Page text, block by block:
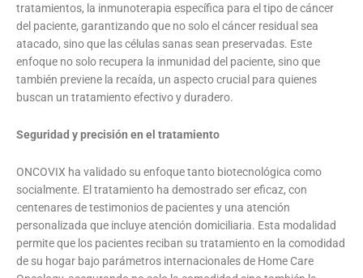
tratamientos, la inmunoterapia específica para el tipo de cáncer
del paciente, garantizando que no solo el cáncer residual sea
atacado, sino que las células sanas sean preservadas. Este
enfoque no solo recupera la inmunidad del paciente, sino que
también previene la recaída, un aspecto crucial para quienes
buscan un tratamiento efectivo y duradero.
Seguridad y precisión en el tratamiento
ONCOVIX ha validado su enfoque tanto biotecnológica como
socialmente. El tratamiento ha demostrado ser eficaz, con
centenares de testimonios de pacientes y una atención
personalizada que incluye atención domiciliaria. Esta modalidad
permite que los pacientes reciban su tratamiento en la comodidad
de su hogar bajo parámetros internacionales de Home Care